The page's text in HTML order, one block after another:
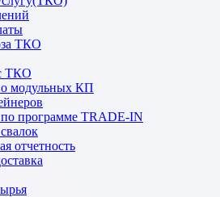
ТКО
ТКО
модульных КП
программе TRADE-IN
отчетность